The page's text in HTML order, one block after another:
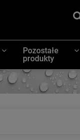
Pozostałe
produkty